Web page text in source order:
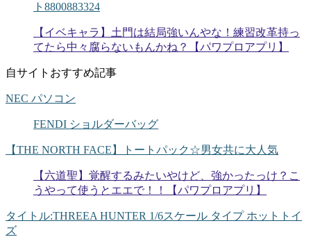
ト8800883324
【イベキャラ】土門は結局強いんやな！練習改革持っ
てたら中々腐らないもんかね？【パワプロアプリ】
自サイトおすすめ記事
NEC パソコン
FENDI ショルダーバッグ
【THE NORTH FACE】トートパック☆男女共に大人気
【六道聖】覚醒するみたいやけど、強かったっけ？こ
うやって使うとエエで！！【パワプロアプリ】
タイトル:THREEA HUNTER 1/6スケール タイプ ホットトイ
ズ